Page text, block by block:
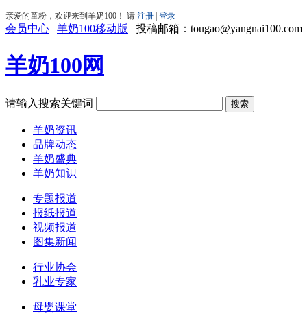
会员中心 | 羊奶100移动版 | 投稿邮箱：tougao@yangnai100.com
羊奶100网
请输入搜索关键词
羊奶资讯
品牌动态
羊奶盛典
羊奶知识
专题报道
报纸报道
视频报道
图集新闻
行业协会
乳业专家
母婴课堂